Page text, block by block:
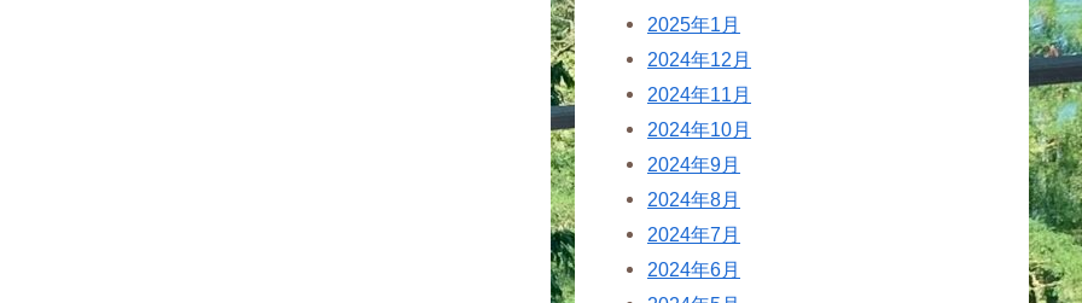
2025年1月
2024年12月
2024年11月
2024年10月
2024年9月
2024年8月
2024年7月
2024年6月